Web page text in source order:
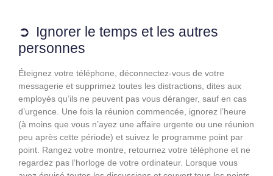
Ignorer le temps et les autres
personnes
Éteignez votre téléphone, déconnectez-vous de votre
messagerie et supprimez toutes les distractions, dites aux
employés qu’ils ne peuvent pas vous déranger, sauf en cas
d’urgence. Une fois la réunion commencée, ignorez l’heure
(à moins que vous n’ayez une affaire urgente ou une réunion
peu après cette période) et suivez le programme point par
point. Rangez votre montre, retournez votre téléphone et ne
regardez pas l’horloge de votre ordinateur. Lorsque vous